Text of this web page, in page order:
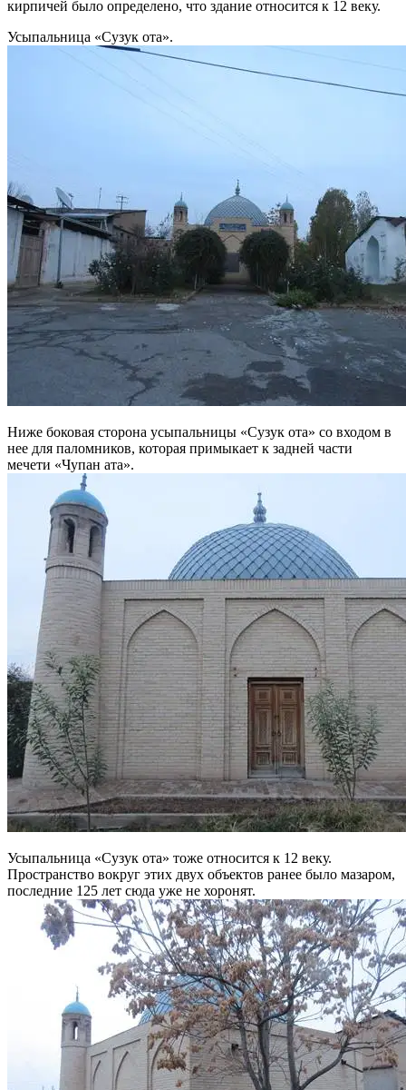
кирпичей было определено, что здание относится к 12 веку.
Усыпальница «Сузук ота».
Ниже боковая сторона усыпальницы «Сузук ота» со входом в
нее для паломников, которая примыкает к задней части
мечети «Чупан ата».
Усыпальница «Сузук ота» тоже относится к 12 веку.
Пространство вокруг этих двух объектов ранее было мазаром,
последние 125 лет сюда уже не хоронят.